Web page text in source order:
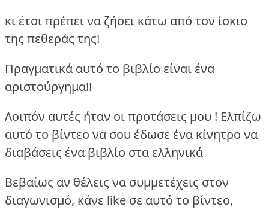
κι έτσι πρέπει να ζήσει κάτω από τον ίσκιο
της πεθεράς της!
Πραγματικά αυτό το βιβλίο είναι ένα
αριστούργημα!!
Λοιπόν αυτές ήταν οι προτάσεις μου ! Ελπίζω
αυτό το βίντεο να σου έδωσε ένα κίνητρο να
διαβάσεις ένα βιβλίο στα ελληνικά
Βεβαίως αν θέλεις να συμμετέχεις στον
διαγωνισμό, κάνε like σε αυτό το βίντεο,